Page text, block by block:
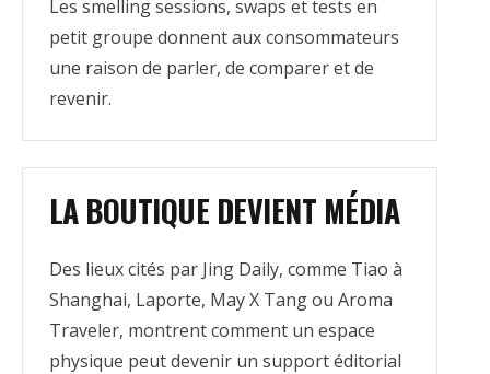
Les smelling sessions, swaps et tests en
petit groupe donnent aux consommateurs
une raison de parler, de comparer et de
revenir.
LA BOUTIQUE DEVIENT MÉDIA
Des lieux cités par Jing Daily, comme Tiao à
Shanghai, Laporte, May X Tang ou Aroma
Traveler, montrent comment un espace
physique peut devenir un support éditorial